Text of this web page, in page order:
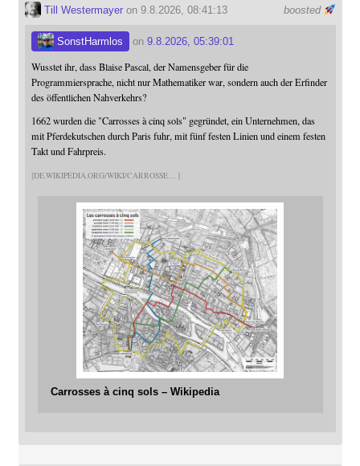
boosted
Till Westermayeron 9.8.2026, 08:41:13
SonstHarmlos on 9.8.2026, 05:39:01
Wusstet ihr, dass Blaise Pascal, der Namensgeber für die
Programmiersprache, nicht nur Mathematiker war, sondern auch der Erfinder
des öffentlichen Nahverkehrs?
1662 wurden die "Carrosses à cinq sols" gegründet, ein Unternehmen, das
mit Pferdekutschen durch Paris fuhr, mit fünf festen Linien und einem festen
Takt und Fahrpreis.
DE.WIKIPEDIA.ORG/WIKI/CARROSSE
Carrosses à cinq sols – Wikipedia